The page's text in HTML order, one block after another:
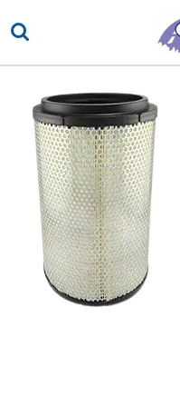
direct
naar
hoofdinhoud